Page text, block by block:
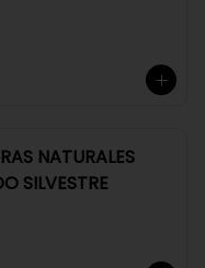
NATURALES
SILVESTRE